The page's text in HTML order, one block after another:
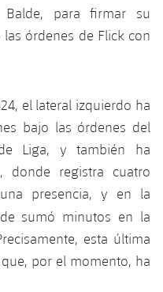
para firmar su
órdenes de Flick con
el lateral izquierdo ha
bajo las órdenes del
Liga, y también ha
donde registra cuatro
presencia, y en la
sumó minutos en la
esta última
por el momento, ha